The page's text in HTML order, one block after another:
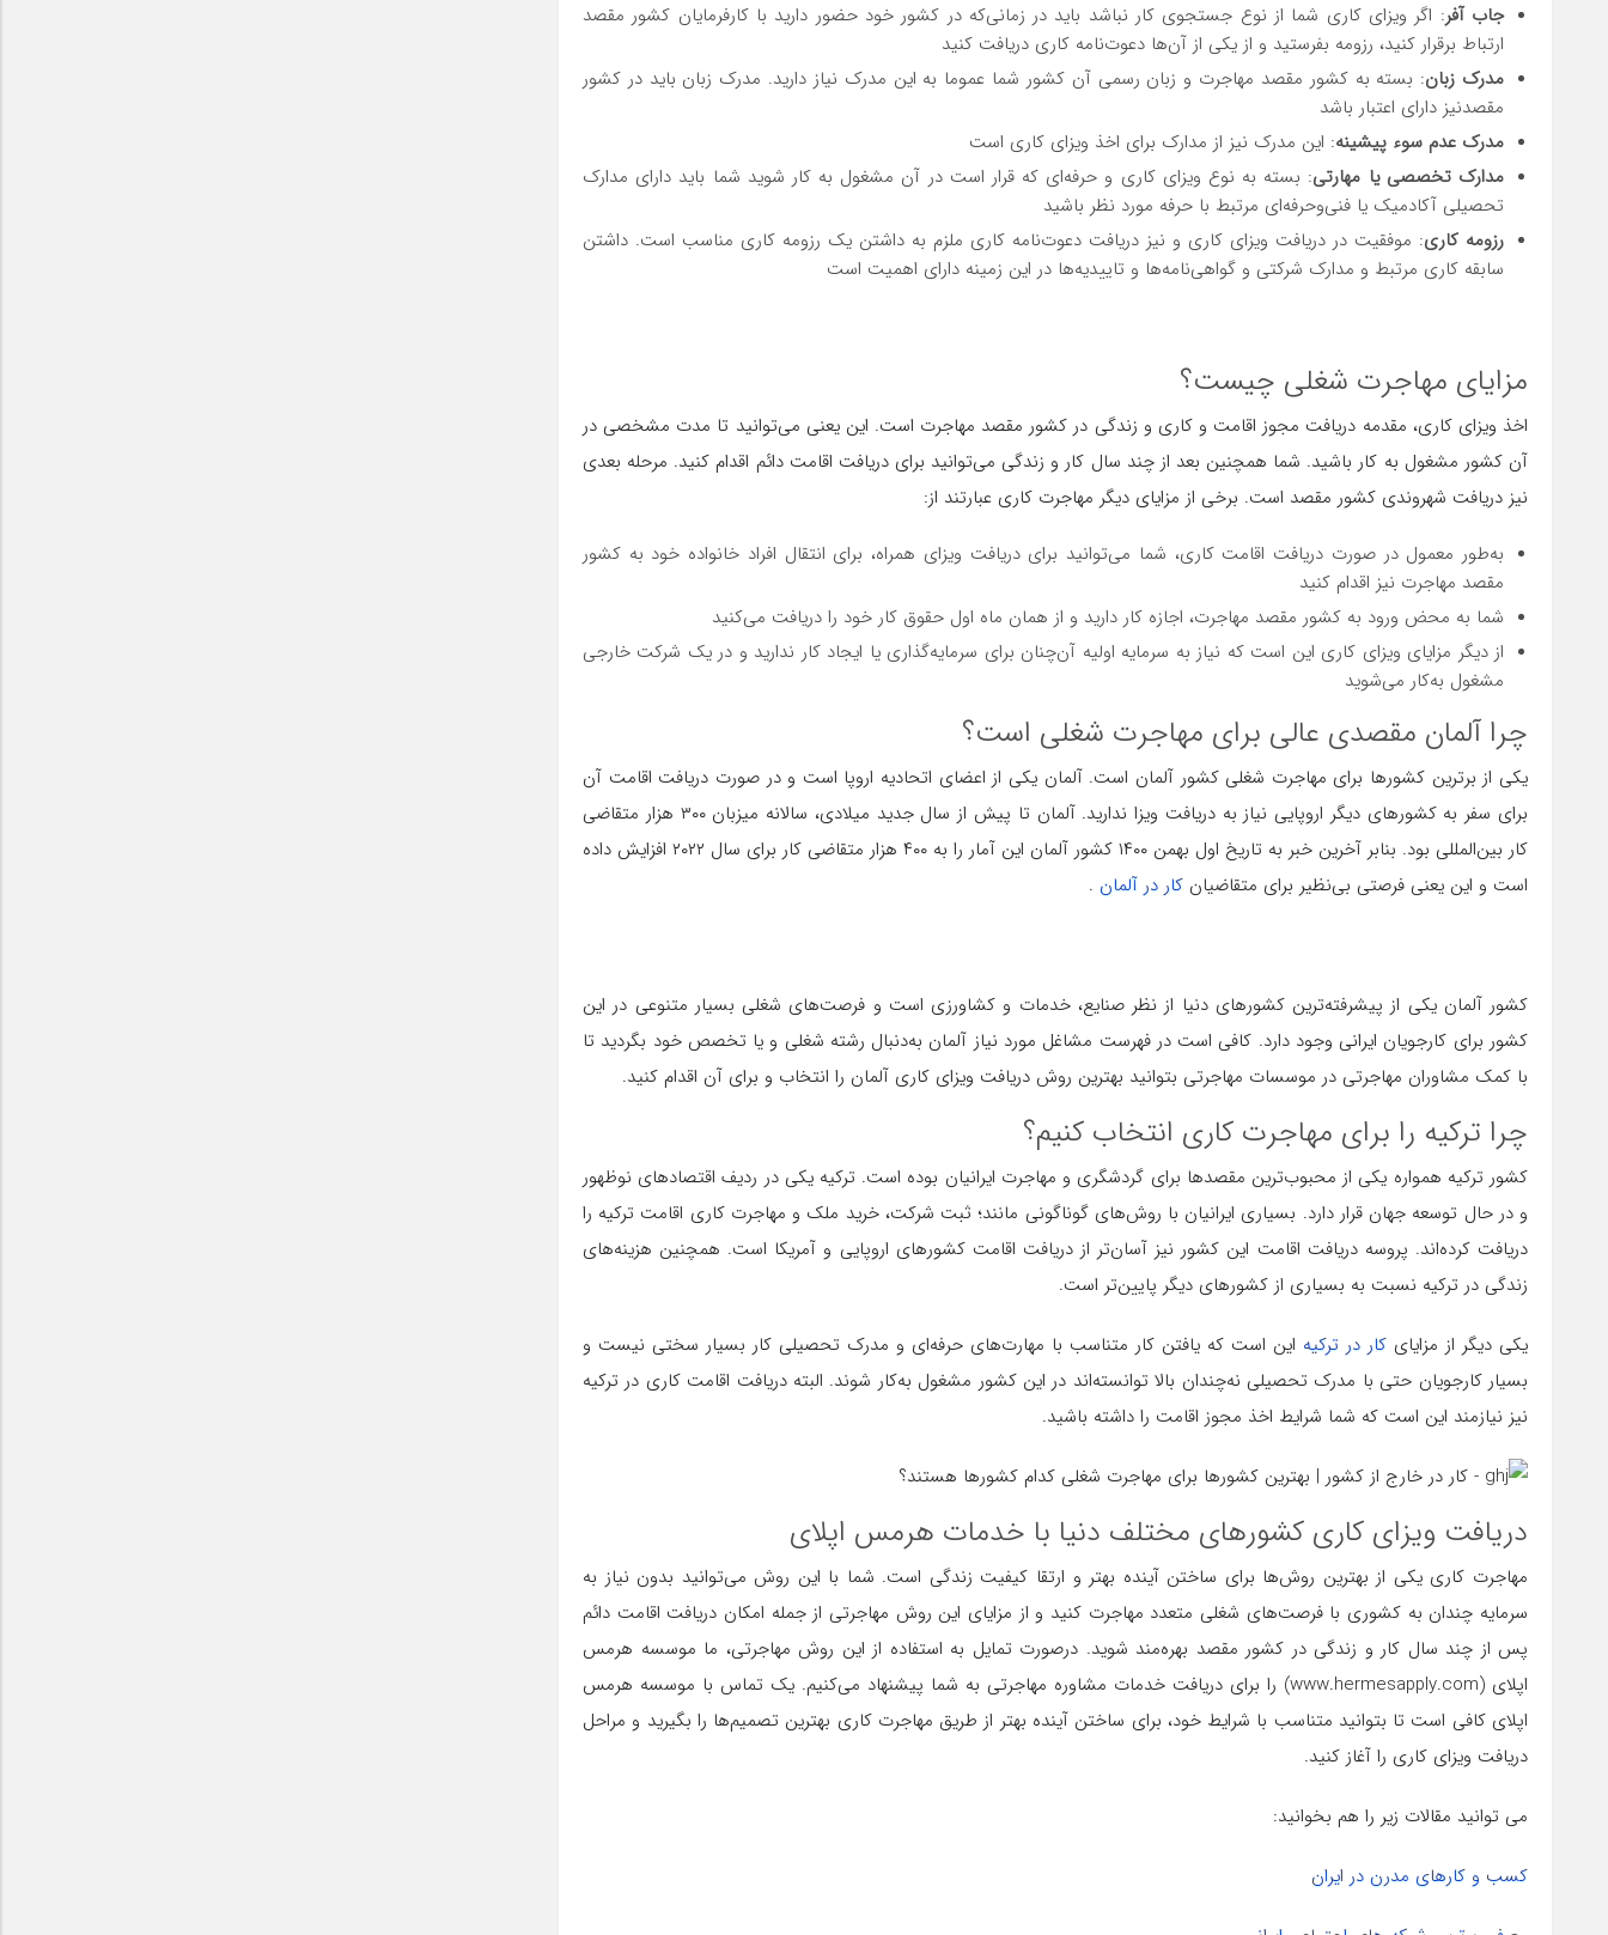
جاب آفر: اگر ویزای کاری شما از نوع جستجوی کار نباشد باید در زمانی‌که در کشور خود حضور دارید با کارفرمایان کشور مقصد
ارتباط برقرار کنید، رزومه بفرستید و از یکی از آن‌ها دعوت‌نامه کاری دریافت کنید
مدرک زبان: بسته به کشور مقصد مهاجرت و زبان رسمی آن کشور شما عموما به این مدرک نیاز دارید. مدرک زبان باید در کشور
مقصدنیز دارای اعتبار باشد
مدرک عدم سوء پیشینه: این مدرک نیز از مدارک برای اخذ ویزای کاری است
مدارک تخصصی یا مهارتی: بسته به نوع ویزای کاری و حرفه‌ای که قرار است در آن مشغول به کار شوید شما باید دارای مدارک
تحصیلی آکادمیک یا فنی‌وحرفه‌ای مرتبط با حرفه مورد نظر باشید
رزومه کاری: موفقیت در دریافت ویزای کاری و نیز دریافت دعوت‌نامه کاری ملزم به داشتن یک رزومه کاری مناسب است. داشتن
سابقه کاری مرتبط و مدارک شرکتی و گواهی‌نامه‌ها و تاییدیه‌ها در این زمینه دارای اهمیت است
مزایای مهاجرت شغلی چیست؟
اخذ ویزای کاری، مقدمه دریافت مجوز اقامت و کاری و زندگی در کشور مقصد مهاجرت است. این یعنی می‌توانید تا مدت مشخصی در
آن کشور مشغول به کار باشید. شما همچنین بعد از چند سال کار و زندگی می‌توانید برای دریافت اقامت دائم اقدام کنید. مرحله بعدی
نیز دریافت شهروندی کشور مقصد است. برخی از مزایای دیگر مهاجرت کاری عبارتند از:
به‌طور معمول در صورت دریافت اقامت کاری، شما می‌توانید برای دریافت ویزای همراه، برای انتقال افراد خانواده خود به کشور
مقصد مهاجرت نیز اقدام کنید
شما به‌ محض ورود به کشور مقصد مهاجرت، اجازه کار دارید و از همان ماه اول حقوق کار خود را دریافت می‌کنید
از دیگر مزایای ویزای کاری این است که نیاز به سرمایه اولیه آن‌چنان برای سرمایه‌گذاری یا ایجاد کار ندارید و در یک شرکت خارجی
مشغول به‌کار می‌شوید
چرا آلمان مقصدی عالی برای مهاجرت شغلی است؟
یکی از برترین کشورها برای مهاجرت شغلی کشور آلمان است. آلمان یکی از اعضای اتحادیه اروپا است و در صورت دریافت اقامت آن
برای سفر به کشورهای دیگر اروپایی نیاز به دریافت ویزا ندارید. آلمان تا پیش از سال جدید میلادی، سالانه میزبان ۳۰۰ هزار متقاضی
کار بین‌المللی بود. بنابر آخرین خبر به تاریخ اول بهمن ۱۴۰۰ کشور آلمان این آمار را به ۴۰۰ هزار متقاضی کار برای سال ۲۰۲۲ افزایش داده
است و این یعنی فرصتی بی‌نظیر برای متقاضیان کار در آلمان .
کشور آلمان یکی از پیشرفته‌ترین کشورهای دنیا از نظر صنایع، خدمات و کشاورزی است و فرصت‌های شغلی بسیار متنوعی در این
کشور برای کارجویان ایرانی وجود دارد. کافی است در فهرست مشاغل مورد نیاز آلمان به‌دنبال رشته شغلی و یا تخصص خود بگردید تا
با کمک مشاوران مهاجرتی در موسسات مهاجرتی بتوانید بهترین روش دریافت ویزای کاری آلمان را انتخاب و برای آن اقدام کنید.
چرا ترکیه را برای مهاجرت کاری انتخاب کنیم؟
کشور ترکیه همواره یکی از محبوب‌ترین مقصدها برای گردشگری و مهاجرت ایرانیان بوده است. ترکیه یکی در ردیف اقتصادهای نوظهور
و در حال توسعه جهان قرار دارد. بسیاری ایرانیان با روش‌های گوناگونی مانند؛ ثبت شرکت، خرید ملک و مهاجرت کاری اقامت ترکیه را
دریافت کرده‌اند. پروسه دریافت اقامت این کشور نیز آسان‌تر از دریافت اقامت کشورهای اروپایی و آمریکا است. همچنین هزینه‌های
زندگی در ترکیه نسبت به بسیاری از کشورهای دیگر پایین‌تر است.
یکی دیگر از مزایای کار در ترکیه این است که یافتن کار متناسب با مهارت‌های حرفه‌ای و مدرک تحصیلی کار بسیار سختی نیست و
بسیار کارجویان حتی با مدرک تحصیلی نه‌چندان بالا توانسته‌اند در این کشور مشغول به‌کار شوند. البته دریافت اقامت کاری در ترکیه
نیز نیازمند این است که شما شرایط اخذ مجوز اقامت را داشته باشید.
دریافت ویزای کاری کشورهای مختلف دنیا با خدمات هرمس اپلای
مهاجرت کاری یکی از بهترین روش‌ها برای ساختن آینده‌ بهتر و ارتقا کیفیت زندگی است. شما با این روش می‌توانید بدون نیاز به
سرمایه چندان به کشوری با فرصت‌های شغلی متعدد مهاجرت کنید و از مزایای این روش مهاجرتی از جمله امکان دریافت اقامت دائم
پس از چند سال کار و زندگی در کشور مقصد بهره‌مند شوید. درصورت تمایل به استفاده از این روش مهاجرتی، ما موسسه هرمس
اپلای (www.hermesapply.com) را برای دریافت خدمات مشاوره مهاجرتی به شما پیشنهاد می‌کنیم. یک تماس با موسسه هرمس
اپلای کافی است تا بتوانید متناسب با شرایط خود، برای ساختن آینده بهتر از طریق مهاجرت کاری بهترین تصمیم‌ها را بگیرید و مراحل
دریافت ویزای کاری را آغاز کنید.
می توانید مقالات زیر را هم بخوانید:
کسب و کارهای مدرن در ایران